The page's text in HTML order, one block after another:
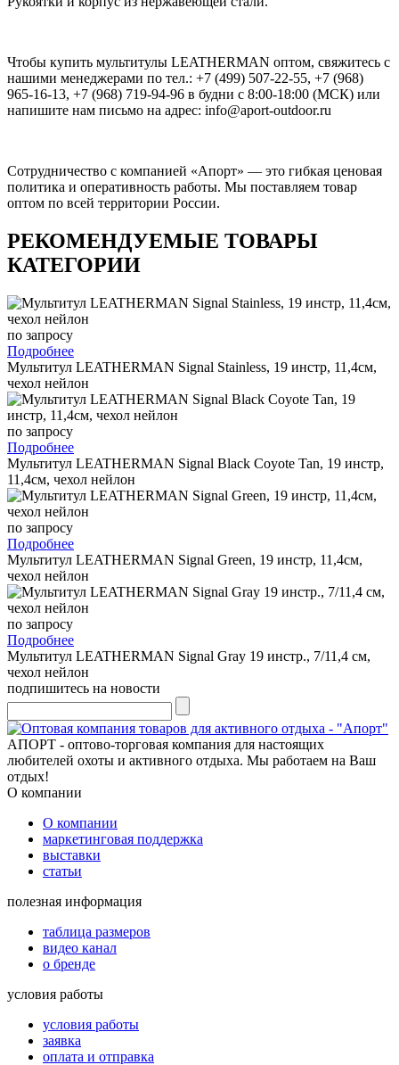
Чтобы купить мультитулы LEATHERMAN оптом, свяжитесь с
нашими менеджерами по тел.: +7 (499) 507-22-55, +7 (968)
965-16-13, +7 (968) 719-94-96 в будни с 8:00-18:00 (МСК) или
напишите нам письмо на адрес: info@aport-outdoor.ru
Сотрудничество с компанией «Апорт» — это гибкая ценовая
политика и оперативность работы. Мы поставляем товар
оптом по всей территории России.
РЕКОМЕНДУЕМЫЕ ТОВАРЫ
КАТЕГОРИИ
по запросу
Подробнее
Мультитул LEATHERMAN Signal Stainless, 19 инстр, 11,4см,
чехол нейлон
по запросу
Подробнее
Мультитул LEATHERMAN Signal Black Coyote Tan, 19 инстр,
11,4см, чехол нейлон
по запросу
Подробнее
Мультитул LEATHERMAN Signal Green, 19 инстр, 11,4см,
чехол нейлон
по запросу
Подробнее
Мультитул LEATHERMAN Signal Gray 19 инстр., 7/11,4 см,
чехол нейлон
подпишитесь на новости
АПОРТ - оптово-торговая компания для настоящих
любителей охоты и активного отдыха. Мы работаем на Ваш
отдых!
О компании
О компании
маркетинговая поддержка
выставки
статьи
полезная информация
таблица размеров
видео канал
о бренде
условия работы
условия работы
заявка
оплата и отправка